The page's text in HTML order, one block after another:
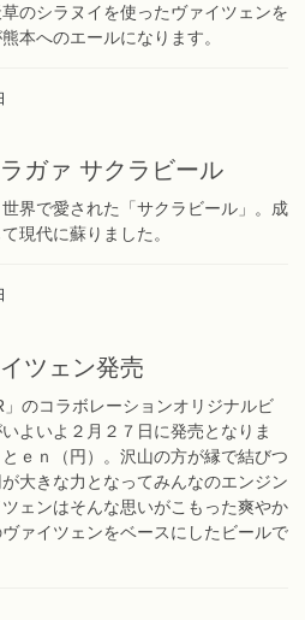
のシラヌイを使ったヴァイツェンを
本へのエールになります。
ガァ サクラビール
界で愛された「サクラビール」。成
現代に蘇りました。
ツェン発売
のコラボレーションオリジナルビ
よいよ２月２７日に発売となりま
ｅｎ（円）。沢山の方が縁で結びつ
大きな力となってみんなのエンジン
ェンはそんな思いがこもった爽やか
ァイツェンをベースにしたビールで